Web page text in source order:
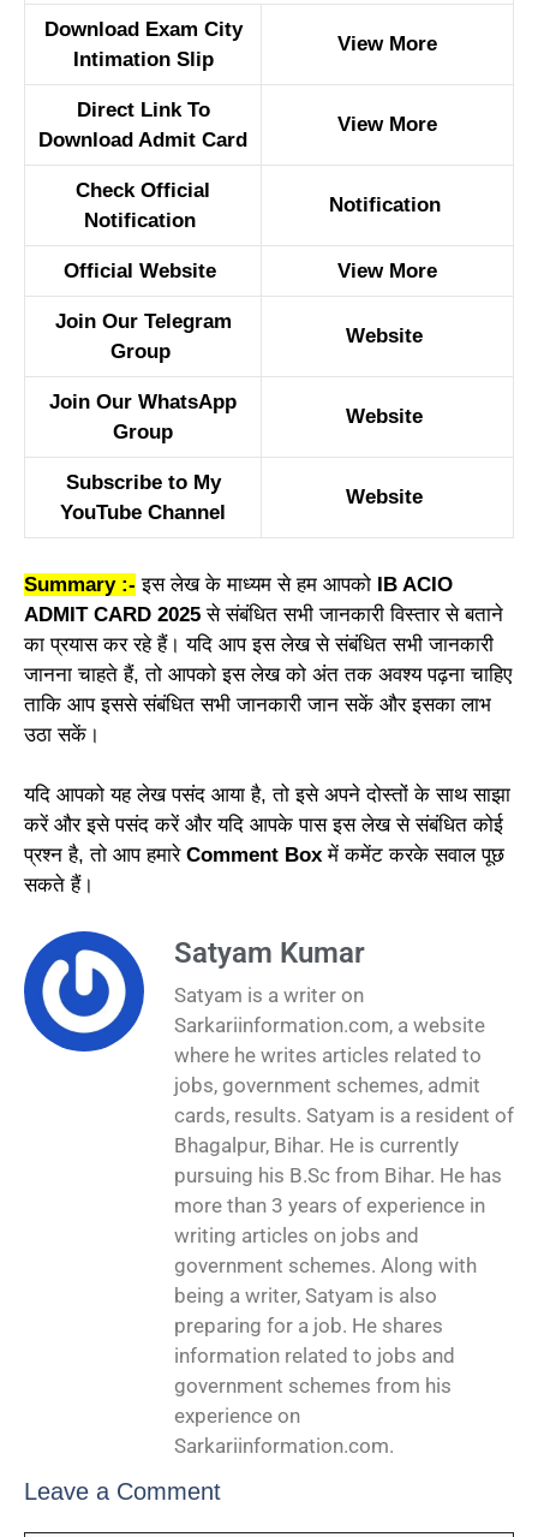
Download Exam City
Intimation Slip
View More
Direct Link To
Download Admit Card
View More
Check Official
Notification
Notification
Official Website View More
Join Our Telegram
Group
Website
Join Our WhatsApp
Group
Website
Subscribe to My
YouTube Channel
Website
Summary :- इस लेख के माध्यम से हम आपको IB ACIO
ADMIT CARD 2025 से संबंधित सभी जानकारी विस्तार से बताने
का प्रयास कर रहे हैं। यदि आप इस लेख से संबंधित सभी जानकारी
जानना चाहते हैं, तो आपको इस लेख को अंत तक अवश्य पढ़ना चाहिए
ताकि आप इससे संबंधित सभी जानकारी जान सकें और इसका लाभ
उठा सकें।
यदि आपको यह लेख पसंद आया है, तो इसे अपने दोस्तों के साथ साझा
करें और इसे पसंद करें और यदि आपके पास इस लेख से संबंधित कोई
प्रश्न है, तो आप हमारे Comment Box में कमेंट करके सवाल पूछ
सकते हैं।
Satyam Kumar
Satyam is a writer on
Sarkariinformation.com, a website
where he writes articles related to
jobs, government schemes, admit
cards, results. Satyam is a resident of
Bhagalpur, Bihar. He is currently
pursuing his B.Sc from Bihar. He has
more than 3 years of experience in
writing articles on jobs and
government schemes. Along with
being a writer, Satyam is also
preparing for a job. He shares
information related to jobs and
government schemes from his
experience on
Sarkariinformation.com.
Leave a Comment